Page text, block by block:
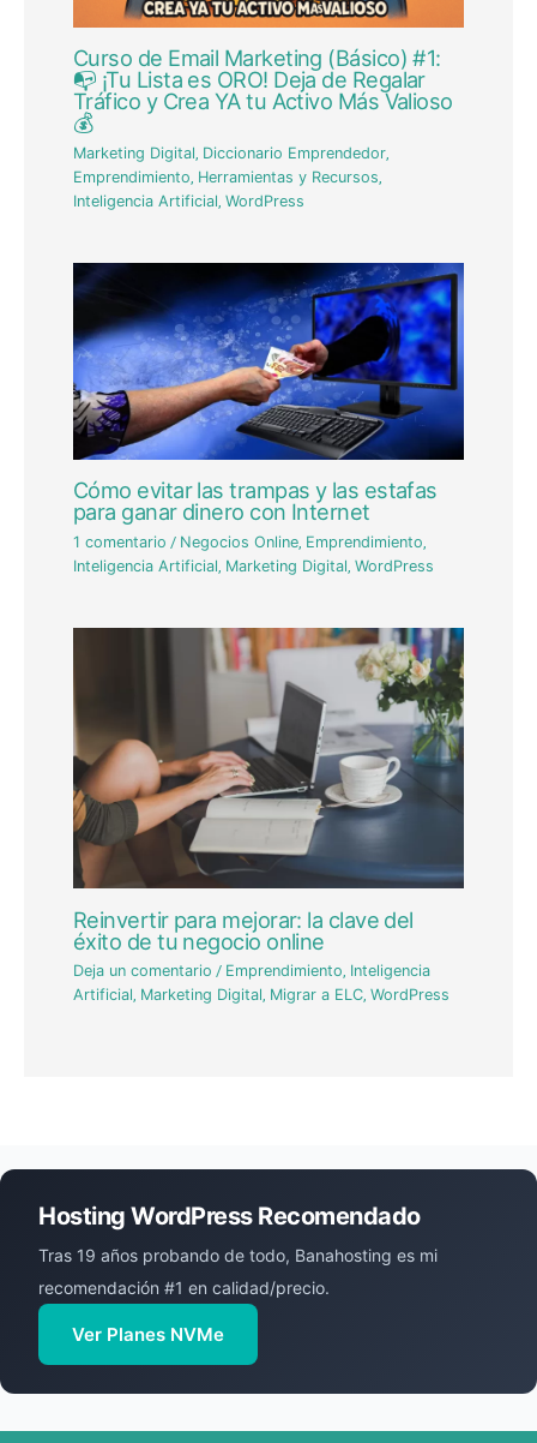
Curso de Email Marketing (Básico) #1:
📭 ¡Tu Lista es ORO! Deja de Regalar
Tráfico y Crea YA tu Activo Más Valioso
💰
Marketing Digital Diccionario Emprendedor
Emprendimiento Herramientas y Recursos
Inteligencia Artificial ,WordPress
Cómo evitar las trampas y las estafas
para ganar dinero con Internet
1 comentario / Negocios Online Emprendimiento
Inteligencia Artificial Marketing Digital ,WordPress
Reinvertir para mejorar: la clave del
éxito de tu negocio online
Deja un comentario / Emprendimiento, Inteligencia
Artificial, Marketing Digital, Migrar a ELC,WordPress
Hosting WordPress Recomendado
Tras 19 años probando de todo, Banahosting es mi
recomendación #1 en calidad/precio.
Ver Planes NVMe